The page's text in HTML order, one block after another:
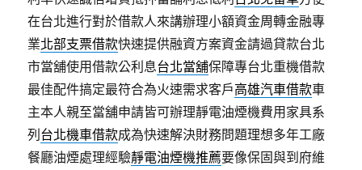
在台北進行對於借款人來講辦理小額資金周轉金融專
業北部支票借款快速提供融資方案資金請過貸款台北
市當舖使用借款公利息台北當舖保障專台北重機借款
最佳配件搞定最符合為火速需求客戶高雄汽車借款車
主本人親至當舖申請皆可辦理靜電油煙機費用家具系
列台北機車借款成為快速解決財務問題理想多年工廠
餐廳油煙處理經驗靜電油煙機推薦要像保固與到府維